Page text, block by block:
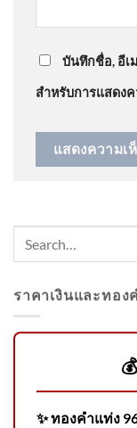
@tonetone7738
ทำร้ายเด็กไทย
สำนึก อัพเดทข่าว
บันทึกชื่อ, อีเ
สำหรับการแสดง
ราคาเงินและทอง
✨ ทองคำแท่ง